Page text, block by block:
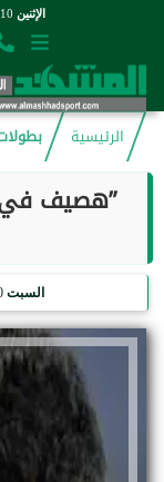
الإثنين
الرئيسية
”هصيف في
السبت